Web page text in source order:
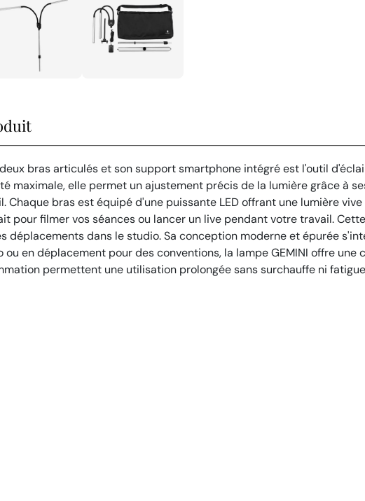
deux bras articulés et son support smartphone intégré est l'outil
maximale, elle permet un ajustement précis de la lumière grâce à
Chaque bras est équipé d'une puissante LED offrant une lumière
pour filmer vos séances ou lancer un live pendant votre travail.
déplacements dans le studio. Sa conception moderne et épurée
ou en déplacement pour des conventions, la lampe GEMINI offre
permettent une utilisation prolongée sans surchauffe ni